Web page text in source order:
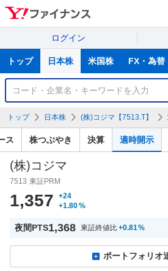
ログイン
サ
トップ 日本株 米国株 FX・為替
銘
検
索
トップ 日本株 (株)コジマ【7513.T】
ス 株つぶやき 決算 適時開示
(株)コジマ
7513 東証PRM
1,357
+24
+1.80%
夜間PTS1,368 東証終値比+0.81%
ポートフォリオ